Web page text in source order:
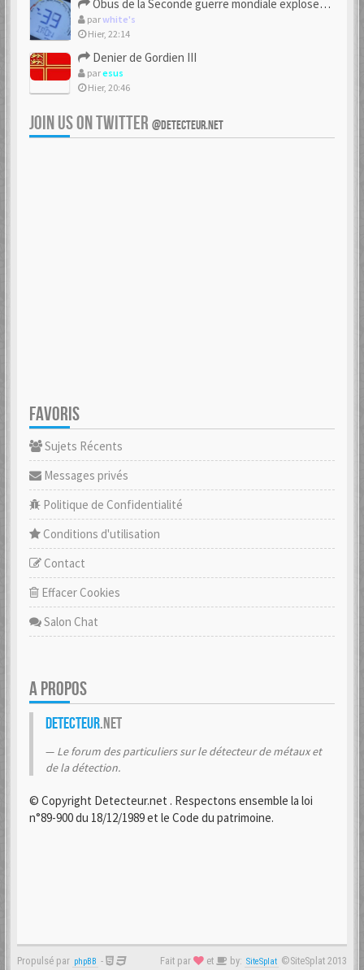
Obus de la Seconde guerre mondiale explosent dans des champs.
parwhite's
Hier, 22:14
Denier de Gordien III
paresus
Hier, 20:46
JOIN US ON TWITTER @DETECTEUR.NET
FAVORIS
Sujets Récents
Messages privés
Politique de Confidentialité
Conditions d'utilisation
Contact
Effacer Cookies
Salon Chat
A PROPOS
Detecteur.net
Le forum des particuliers sur le détecteur de métaux et
de la détection.
© Copyright Detecteur.net . Respectons ensemble la loi
n°89-900 du 18/12/1989 et le Code du patrimoine.
Propulsé par phpBB - Fait par et by: SiteSplat ©SiteSplat 2013